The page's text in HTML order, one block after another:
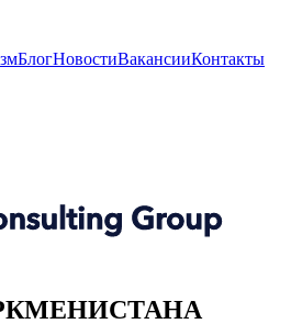
БлогНовостиВакансииКонтакты